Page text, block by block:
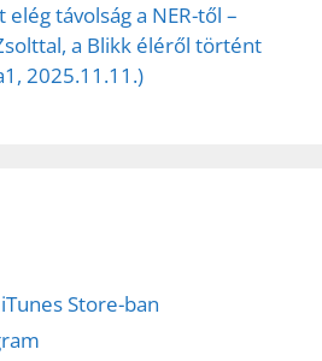
távolság a NER-től –
a Blikk éléről történt
2025.11.11.)
Store-ban